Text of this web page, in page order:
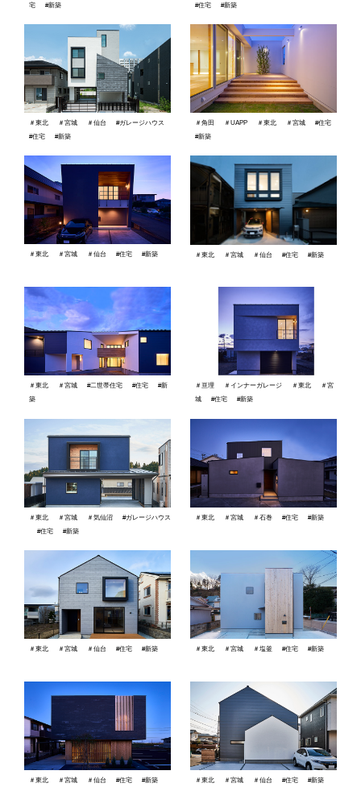
宅
#新築
#住宅
#新築
＃東北 ＃宮城 ＃仙台
#ガレージハウス
#住宅
#新築
＃角田 ＃UAPP ＃東北 ＃宮城
#住宅
#新築
＃東北 ＃宮城 ＃仙台 #住宅 #新築 ＃東北 ＃宮城 ＃仙台 #住宅 #新築
＃東北 ＃宮城 #二世帯住宅 #住宅
#新
築
＃亘理 ＃インナーガレージ ＃東北
＃宮
城
#住宅 #新築
＃東北 ＃宮城 ＃気仙沼
#ガレージハウス
#住宅
#新築
＃東北 ＃宮城 ＃石巻 #住宅 #新築
＃東北 ＃宮城 ＃仙台 #住宅 #新築 ＃東北 ＃宮城 ＃塩釜 #住宅 #新築
＃東北 ＃宮城 ＃仙台 #住宅 #新築 ＃東北 ＃宮城 ＃仙台 #住宅 #新築